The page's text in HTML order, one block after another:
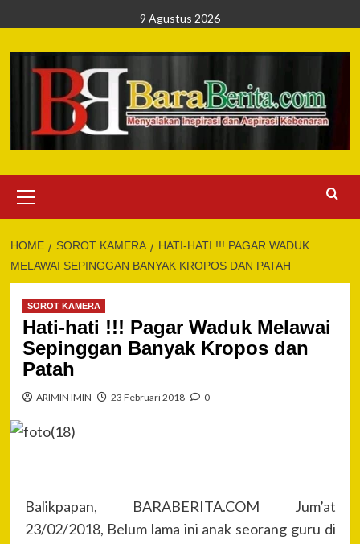
to
content
9 Agustus 2026
Menu
HOME SOROT KAMERA
HATI-HATI !!! PAGAR WADUK
MELAWAI SEPINGGAN BANYAK KROPOS DAN PATAH
SOROT KAMERA
Hati-hati !!! Pagar Waduk Melawai
Sepinggan Banyak Kropos dan
Patah
ARIMIN IMIN 23 Februari 2018 0
Balikpapan, BARABERITA.COM Jum’at
23/02/2018, Belum lama ini anak seorang guru di